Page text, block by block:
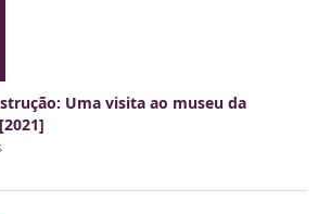
Uma visita ao museu da
Ideologia Francesa [2021]